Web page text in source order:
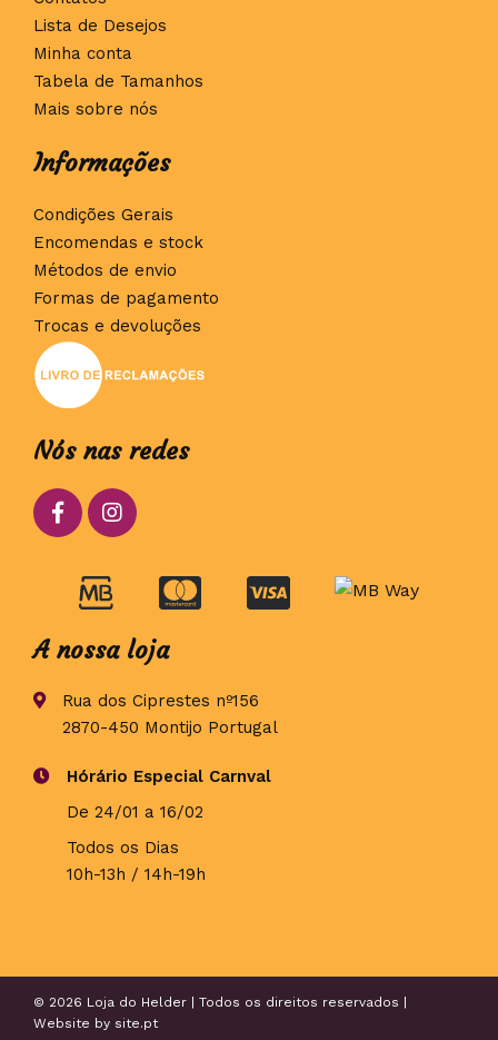
Lista de Desejos
Minha conta
Tabela de Tamanhos
Mais sobre nós
Informações
Condições Gerais
Encomendas e stock
Métodos de envio
Formas de pagamento
Trocas e devoluções
Nós nas redes
A nossa loja
Rua dos Ciprestes nº156
2870-450 Montijo Portugal
Hórário Especial Carnval
De 24/01 a 16/02
Todos os Dias
10h-13h / 14h-19h
© 2026 Loja do Helder | Todos os direitos reservados |
Website by site.pt